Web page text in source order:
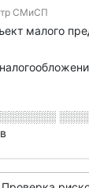
СМиСП
малого